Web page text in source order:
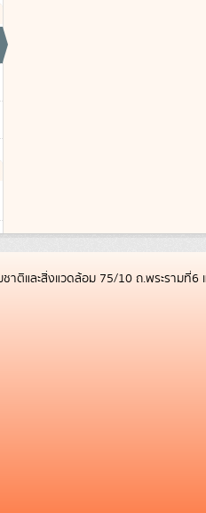
ติและสิ่งแวดล้อม 75/10 ถ.พระรามที่6